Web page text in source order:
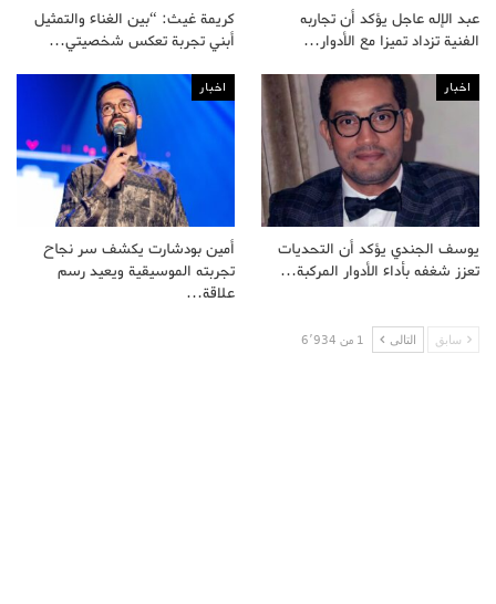
عبد الإله عاجل يؤكد أن تجاربه
الفنية تزداد تميزا مع الأدوار…
كريمة غيث: “بين الغناء والتمثيل
أبني تجربة تعكس شخصيتي…
اخبار
يوسف الجندي يؤكد أن التحديات
تعزز شغفه بأداء الأدوار المركبة…
اخبار
أمين بودشارت يكشف سر نجاح
تجربته الموسيقية ويعيد رسم
علاقة…
سابق التالى 1 من 6٬934